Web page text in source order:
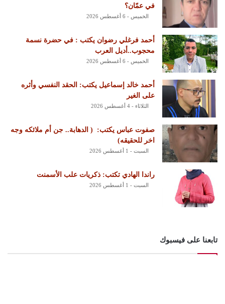
في عمّان؟
الخميس - 6 أغسطس 2026
أحمد فرغلي رضوان يكتب : في حضرة نسمة
محجوب..أديل العرب
الخميس - 6 أغسطس 2026
أحمد خالد إسماعيل يكتب: الحقد النفسي وأثره
على الغير
الثلاثاء - 4 أغسطس 2026
‏صفوت عباس يكتب: ‏ ‏( الدهابة.. جن أم ملائكه وجه
اخر للحقيقه)
السبت - 1 أغسطس 2026
راندا الهادي تكتب: ذكريات علب الأسمنت
السبت - 1 أغسطس 2026
تابعنا على فيسبوك